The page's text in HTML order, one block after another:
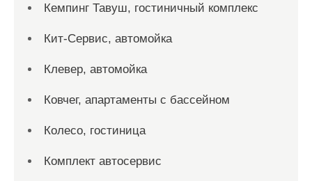
Кемпинг Тавуш, гостиничный комплекс
Кит-Сервис, автомойка
Клевер, автомойка
Ковчег, апартаменты с бассейном
Колесо, гостиница
Комплект автосервис